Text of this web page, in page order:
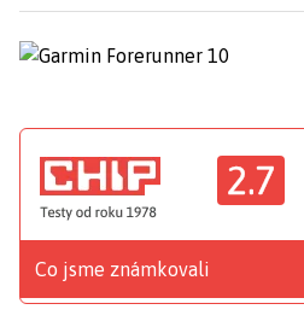
2.7
Co jsme známkovali